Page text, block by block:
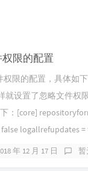
限的配置
限的配置，具体如
就设置了忽略文件权
：[core]
logallrefupdates =
年 12 月 17 日 暂